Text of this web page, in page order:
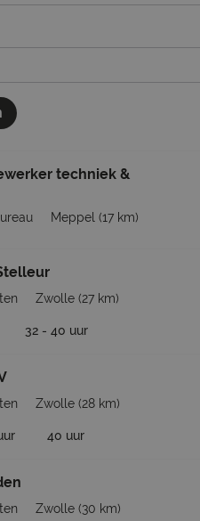
techniek &
Meppel (17 km)
Zwolle (27 km)
32 - 40 uur
Zwolle (28 km)
40 uur
Zwolle (30 km)